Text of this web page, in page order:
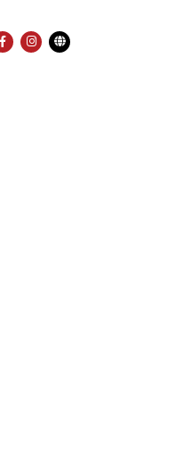
FACEBOOK
INSTAGRAM
Übersetzung